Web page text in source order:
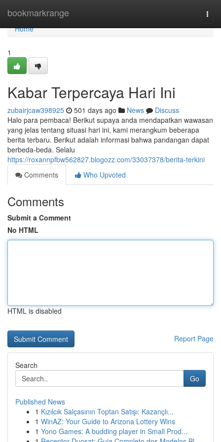
bookmarkrange
Home
Home
1
Kabar Terpercaya Hari Ini
zubairjcaw398925 501 days ago News
Discuss
Halo para pembaca! Berikut supaya anda mendapatkan wawasan
yang jelas tentang situasi hari ini, kami merangkum beberapa
berita terbaru. Berikut adalah informasi bahwa pandangan dapat
berbeda-beda. Selalu
https://roxannpfbw562827.blogozz.com/33037378/berita-terkini
Comments
Who Upvoted
Comments
Submit a Comment
No HTML
HTML is disabled
Report Page
Search
Go
Published News
1 Kızılcık Salçasının Toptan Satışı: Kazançlı...
1 WinAZ: Your Guide to Arizona Lottery Wins
1 Yono Games: A budding player in Small Prod...